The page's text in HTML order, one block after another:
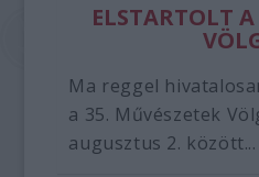
ELSTARTOLT
Ma reggel
a 35. Művészetek
augusztus 2. között...